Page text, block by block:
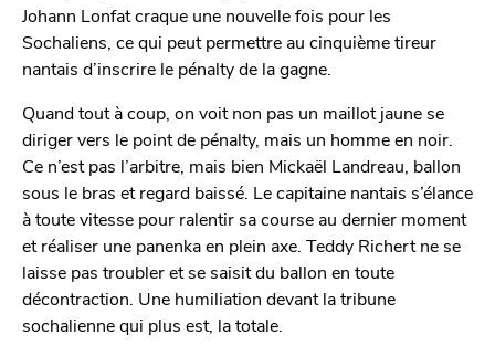
Johann Lonfat craque une nouvelle fois pour les
Sochaliens, ce qui peut permettre au cinquième tireur
nantais d’inscrire le pénalty de la gagne.
Quand tout à coup, on voit non pas un maillot jaune se
diriger vers le point de pénalty, mais un homme en noir.
Ce n’est pas l’arbitre, mais bien Mickaël Landreau, ballon
sous le bras et regard baissé. Le capitaine nantais s’élance
à toute vitesse pour ralentir sa course au dernier moment
et réaliser une panenka en plein axe. Teddy Richert ne se
laisse pas troubler et se saisit du ballon en toute
décontraction. Une humiliation devant la tribune
sochalienne qui plus est, la totale.